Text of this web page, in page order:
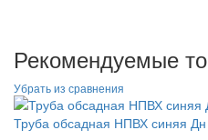
Рекомендуемые
Труба обсадная НПВХ синяя